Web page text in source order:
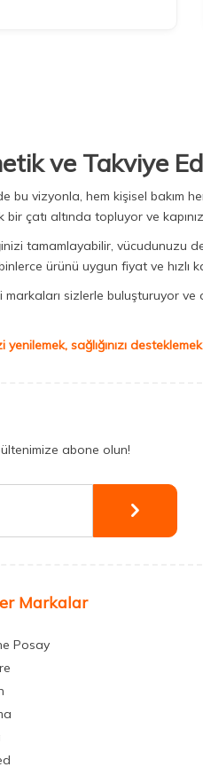
ve Takviye
bu vizyonla, hem kişisel
çatı altında topluyor ve
tamamlayabilir, vücudunuzu
ürünü uygun fiyat ve hızlı
sizlerle buluşturuyor
sağlığınızı
abone olun!
Markalar
Posay